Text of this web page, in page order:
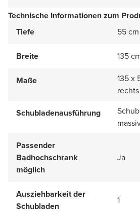
Technische Informationen zum
Tiefe
55 cm
Breite 135
Maße
135 x
rechts
Schubladenausführung
Passender
Badhochschrank
möglich
Ja
Ausziehbarkeit der
Schubladen
1